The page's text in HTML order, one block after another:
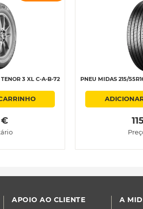
3 XL C-A-B-72
€
PNEU MIDAS 215/
APOIO AO CLIENTE A